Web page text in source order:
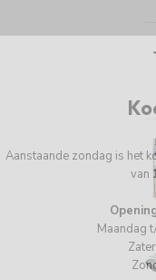
Aanstaande zondag is het
van
Maandag